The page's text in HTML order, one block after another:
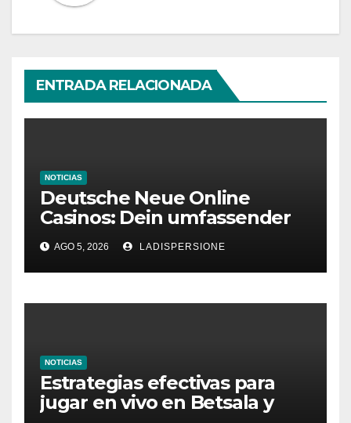
ENTRADA RELACIONADA
NOTICIAS
Deutsche Neue Online
Casinos: Dein umfassender
Ratgeber für moderne
Glücksspielplattformen
AGO 5, 2026 LADISPERSIONE
NOTICIAS
Estrategias efectivas para
jugar en vivo en Betsala y